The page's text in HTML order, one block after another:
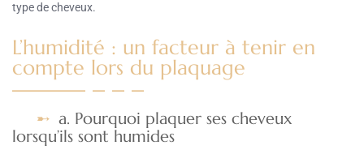
type de cheveux.
L’humidité : un facteur à tenir en
compte lors du plaquage
a. Pourquoi plaquer ses cheveux
lorsqu’ils sont humides